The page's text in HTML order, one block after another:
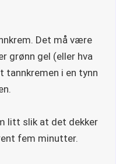
Det må være
grønn gel (eller hva
tannkremen i en tynn
litt slik at det dekker
fem minutter.